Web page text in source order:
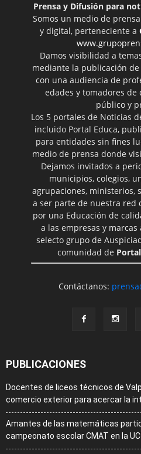
Prensa y Difusión para
Somos un medio de
y digital, perteneciente a
Damos visibilidad a
mediante la publicación
con una audiencia de
edades y tomadores
público y
Los 5 portales de Noticias
incluido Portal Educa,
para entidades sin fines
medio de prensa donde
Dejamos invitados a
municipios, colegios,
agrupaciones, ministerios,
a ser parte de nuestra red
por una Educación de
a las empresas y
selecto grupo de
comunidad de
Contáctanos:
PUBLICACIONES
Docentes de liceos técnicos de
comercio exterior para acercar la
Amantes de las matemáticas
campeonato escolar CMAT en la